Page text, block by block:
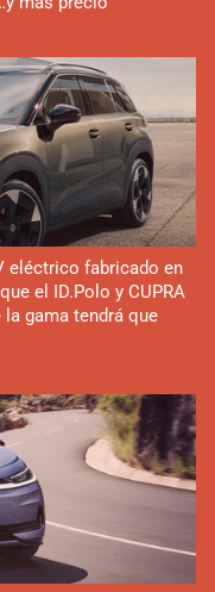
eléctrico fabricado en
el ID.Polo y CUPRA
gama tendrá que